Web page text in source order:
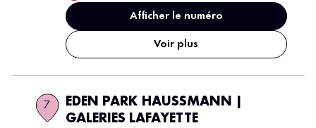
Afficher le numéro
Voir plus
7
EDEN PARK HAUSSMANN |
GALERIES LAFAYETTE